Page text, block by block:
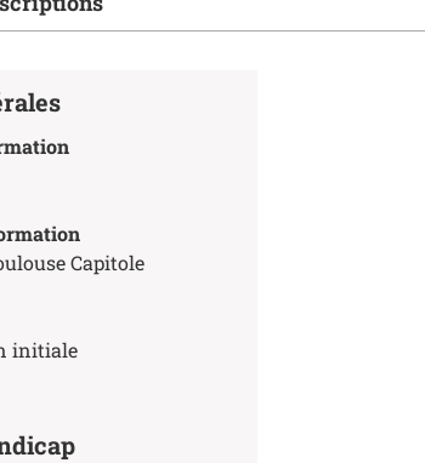
Capitole
initiale